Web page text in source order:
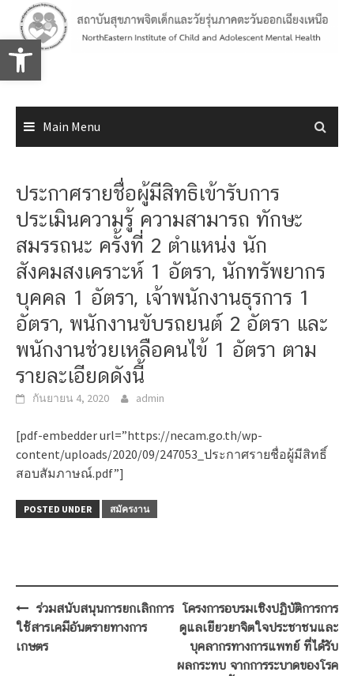
Open toolbar
content
Main Menu
ประกาศรายชื่อผู้มีสิทธิเข้ารับการ
ประเมินความรู้ ความสามารถ ทักษะ
สมรรถนะ ครั้งที่ 2 ตำแหน่ง นัก
สังคมสงเคราะห์ 1 อัตรา, นักทรัพยากร
บุคคล 1 อัตรา, เจ้าพนักงานธุรการ 1
อัตรา, พนักงานขับรถยนต์ 2 อัตรา และ
พนักงานช่วยเหลือคนไข้ 1 อัตรา ตาม
รายละเอียดดังนี้
กันยายน 4, 2020 admin
[pdf-embedder url=”https://necam.go.th/wp-
content/uploads/2020/09/247053_ประกาศรายชื่อผู้มีสิทธิ์
สอบสัมภาษณ์.pdf”]
POSTED UNDER สมัครงาน
Post
navigation
ร่วมสนับสนุนการยกเลิกการ
ใช้สารเคมีอันตรายทางการ
เกษตร
โครงการอบรมเชิงปฏิบัติการการ
ดูแลเยียวยาจิตใจประชาชนและ
บุคลากรทางการแพทย์ ที่ได้รับ
ผลกระทบ จากการระบาดของโรค